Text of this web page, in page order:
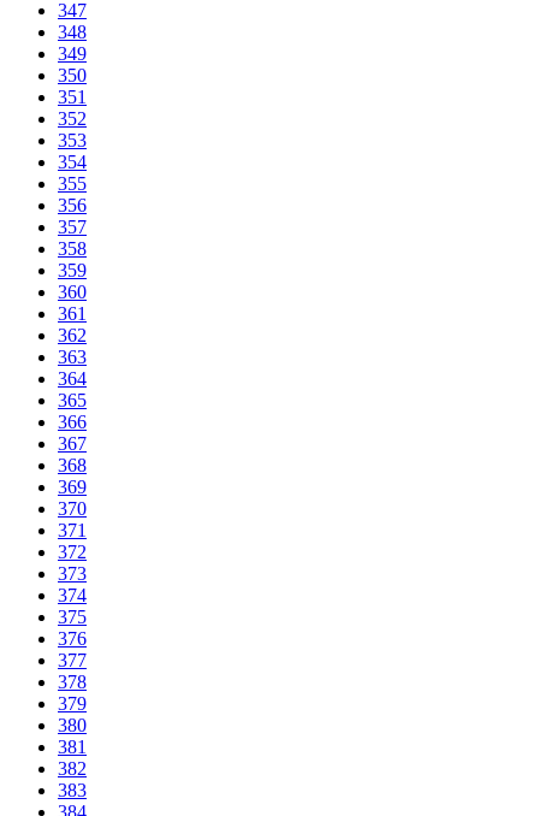
347
348
349
350
351
352
353
354
355
356
357
358
359
360
361
362
363
364
365
366
367
368
369
370
371
372
373
374
375
376
377
378
379
380
381
382
383
384